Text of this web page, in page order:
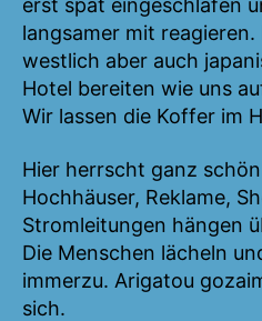
erst spät eingeschlafen
langsamer mit
westlich aber auch
Hotel bereiten wie uns
Wir lassen die Koffer im
Hier herrscht ganz
Hochhäuser, Reklame,
Stromleitungen hängen
Die Menschen lächeln
immerzu. Arigatou
sich.